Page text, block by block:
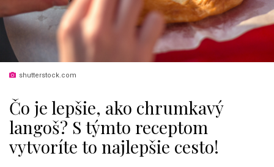
shutterstock.com
Čo je lepšie, ako chrumkavý
langoš? S týmto receptom
vytvoríte to najlepšie cesto!